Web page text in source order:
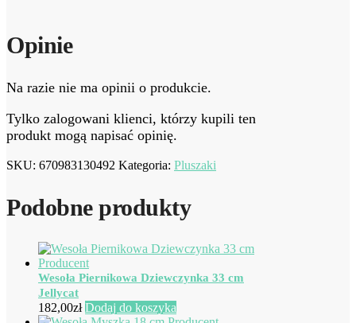
Opinie
Na razie nie ma opinii o produkcie.
Tylko zalogowani klienci, którzy kupili ten
produkt mogą napisać opinię.
SKU: 670983130492 Kategoria: Pluszaki
Podobne produkty
Wesoła Piernikowa Dziewczynka 33 cm
Jellycat
182,00zł Dodaj do koszyka